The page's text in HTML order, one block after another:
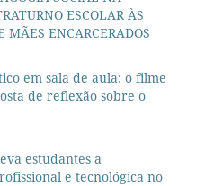
ESCOLAR ÀS
MÃES ENCARCERADOS
em sala de aula: o filme
de reflexão sobre o
estudantes a
e tecnológica no